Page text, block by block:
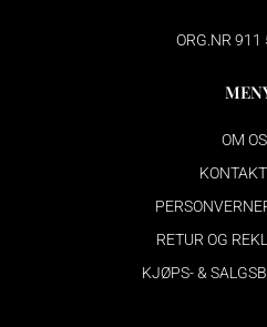
ORG.NR
OM
RETUR OG
KJØPS- &